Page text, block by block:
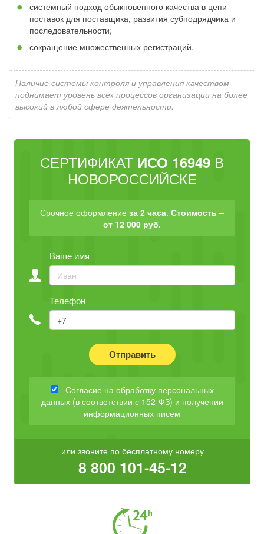
системный подход обыкновенного качества в цепи
поставок для поставщика, развития субподрядчика и
последовательности;
сокращение множественных регистраций.
Наличие системы контроля и управления качеством
поднимает уровень всех процессов организации на более
высокий в любой сфере деятельности.
СЕРТИФИКАТ ИСО 16949 В
НОВОРОССИЙСКЕ
Срочное оформление за 2 часа. Стоимость –
от 12 000 руб.
Ваше имя
Телефон
Отправить
Согласие на обработку персональных
данных (в соответствии с 152-ФЗ) и получении
информационных писем
или звоните по бесплатному номеру
8 800 101-45-12